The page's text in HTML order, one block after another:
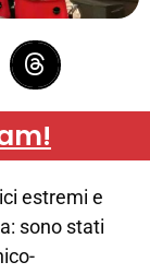
estremi e
sono stati